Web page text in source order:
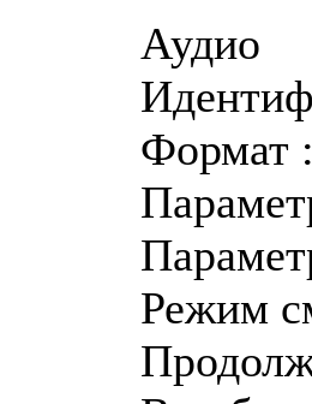
Аудио
Формат
Режим